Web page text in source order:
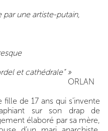
une artiste-putain,
et cathédrale“ »
ORLAN
de 17 ans qui s’invente
sur son drap de
élaboré par sa mère,